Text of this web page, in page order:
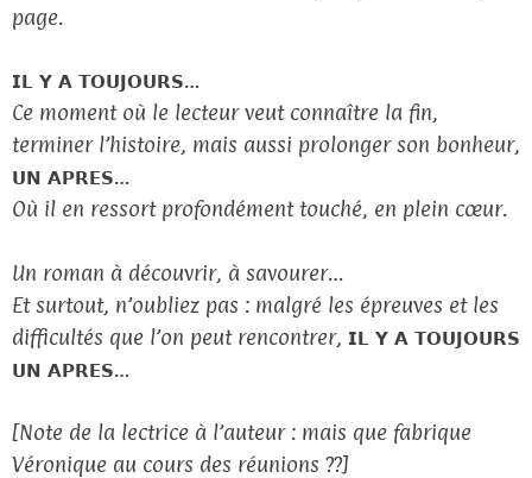
page.
𝗜𝗟 𝗬 𝗔 𝗧𝗢𝗨𝗝𝗢𝗨𝗥𝗦…
Ce moment où le lecteur veut connaître la fin,
terminer l’histoire, mais aussi prolonger son bonheur,
𝗨𝗡 𝗔𝗣𝗥𝗘𝗦…
Où il en ressort profondément touché, en plein cœur.
Un roman à découvrir, à savourer…
Et surtout, n’oubliez pas : malgré les épreuves et les
difficultés que l’on peut rencontrer, 𝗜𝗟 𝗬 𝗔 𝗧𝗢𝗨𝗝𝗢𝗨𝗥𝗦
𝗨𝗡 𝗔𝗣𝗥𝗘𝗦…
[Note de la lectrice à l’auteur : mais que fabrique
Véronique au cours des réunions ??]